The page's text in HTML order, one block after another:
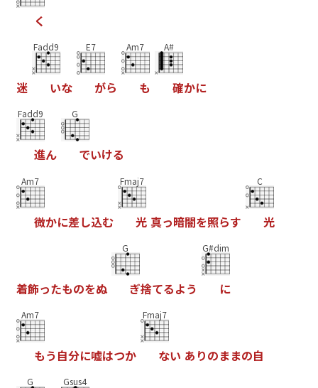
く
迷
Fadd9
いな
E7
がら
Am7
も
A#
確かに
Fadd9
進ん
G
でいける
Am7
微かに差し込む
Fmaj7
光 真っ暗闇を照らす
C
光
着飾ったものをぬ
G
ぎ捨てるよう
G#dim
に
Am7
もう 自分に嘘はつか
Fmaj7
ない あ りのままの自
G Gsus4